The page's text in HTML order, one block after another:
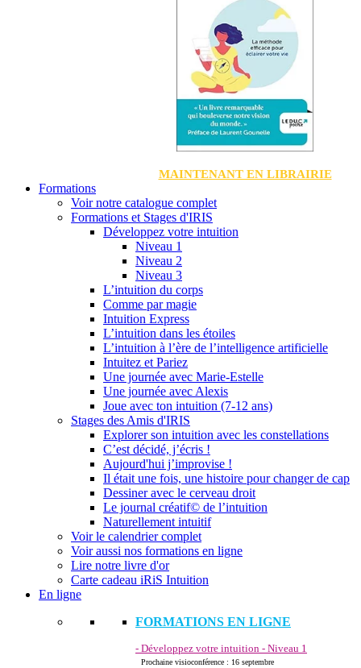
MAINTENANT EN LIBRAIRIE
Formations
Voir notre catalogue complet
Formations et Stages d'IRIS
Développez votre intuition
Niveau 1
Niveau 2
Niveau 3
L’intuition du corps
Comme par magie
Intuition Express
L’intuition dans les étoiles
L’intuition à l’ère de l’intelligence artificielle
Intuitez et Pariez
Une journée avec Marie-Estelle
Une journée avec Alexis
Joue avec ton intuition (7-12 ans)
Stages des Amis d'IRIS
Explorer son intuition avec les constellations
C’est décidé, j’écris !
Aujourd'hui j’improvise !
Il était une fois, une histoire pour changer de cap
Dessiner avec le cerveau droit
Le journal créatif© de l’intuition
Naturellement intuitif
Voir le calendrier complet
Voir aussi nos formations en ligne
Lire notre livre d'or
Carte cadeau iRiS Intuition
En ligne
FORMATIONS EN LIGNE
- Développez votre intuition - Niveau 1
Prochaine visioconférence : 16 septembre